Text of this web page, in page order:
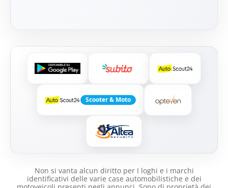
Scooter & Moto
Non si vanta alcun diritto per I loghi e i marchi
identificativi delle varie case automobilistiche e dei